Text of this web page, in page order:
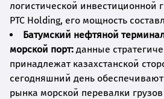
логистической инвестиционной
PTC Holding, его мощность
Батумский нефтяной
морской порт: данные
принадлежат казахстанской
сегодняшний день
рынка морской перевалки